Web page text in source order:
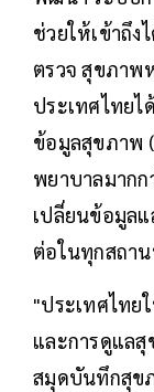
ช่วยให้เข้าถึง
ตรวจ สุขภาพ
ประเทศไทยไ
ข้อมูลสุขภาพ
พยาบาลมากก
เปลี่ยนข้อมูล
ต่อในทุกสถา
"ประเทศไทย
และการดูแล
สมุดบันทึกสุข